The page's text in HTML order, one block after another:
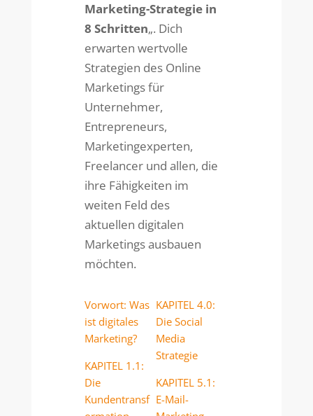
Marketing-Strategie in
8 Schritten„. Dich
erwarten wertvolle
Strategien des Online
Marketings für
Unternehmer,
Entrepreneurs,
Marketingexperten,
Freelancer und allen, die
ihre Fähigkeiten im
weiten Feld des
aktuellen digitalen
Marketings ausbauen
möchten.
Vorwort: Was
ist digitales
Marketing?
KAPITEL 1.1:
Die
Kundentransf
KAPITEL 4.0:
Die Social
Media
Strategie
KAPITEL 5.1:
E-Mail-